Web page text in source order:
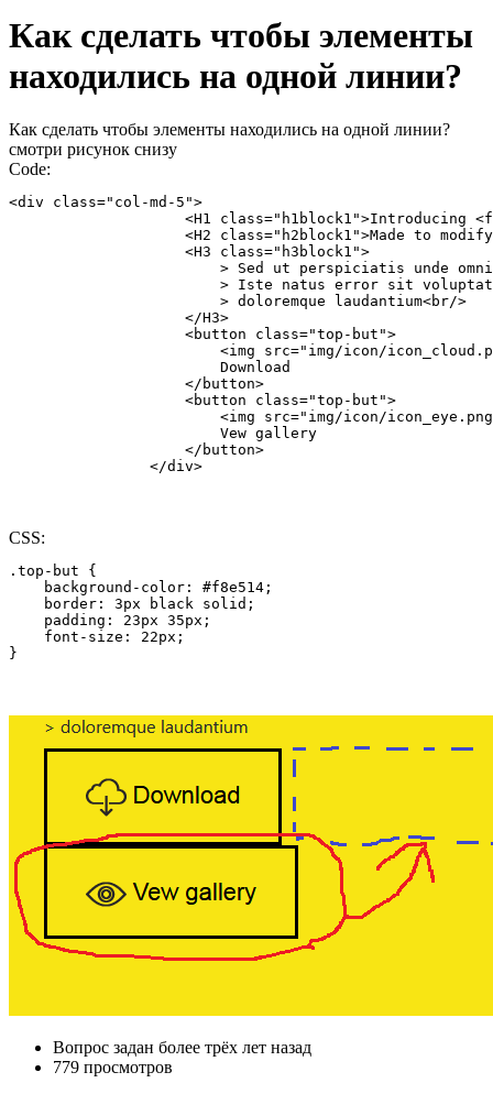
Как сделать чтобы элементы
находились на одной линии?
Как сделать чтобы элементы находились на одной линии?
смотри рисунок снизу
Code:
<div class="col-md-5">
<H1 class="h1block1">Introducing
<H2 class="h2block1">Made to
                    <H3 class="h3block1">
> Sed ut perspiciatis unde
> Iste natus error sit
                        > doloremque laudantium<br/>
                    </H3>
                    <button class="top-but">
<img src="img/icon/
                        Download
                    </button>
                    <button class="top-but">
<img src="img/icon/
                        Vew gallery
                    </button>
                </div>
CSS:
.top-but {
    background-color: #f8e514;
    border: 3px black solid;
    padding: 23px 35px;
    font-size: 22px;
}
Вопрос задан более трёх лет назад
779 просмотров